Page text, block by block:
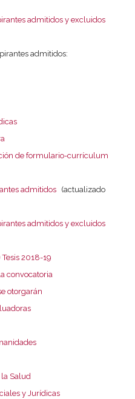
admitidos y excluidos
admitidos:
de formulario-currículum
admitidos (actualizado
admitidos y excluidos
2018-19
convocatoria
otorgarán
la Salud
y Jurídicas